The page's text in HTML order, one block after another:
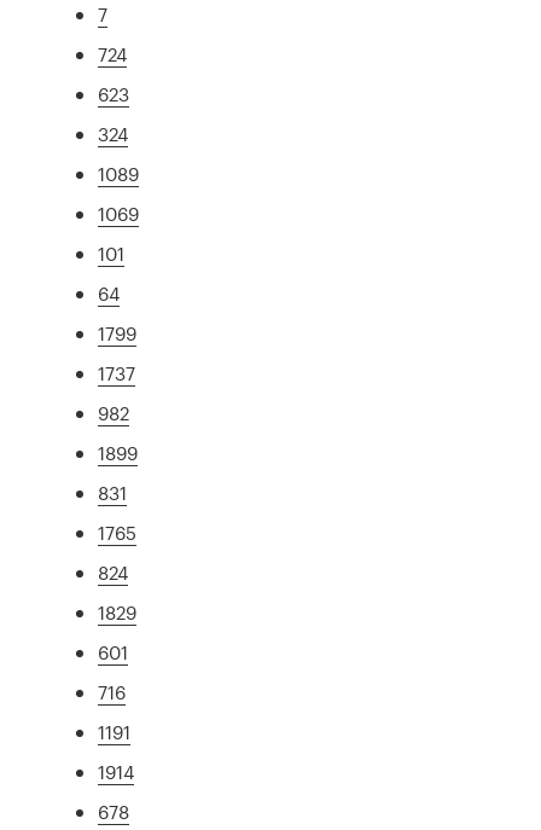
7
724
623
324
1089
1069
101
64
1799
1737
982
1899
831
1765
824
1829
601
716
1191
1914
678